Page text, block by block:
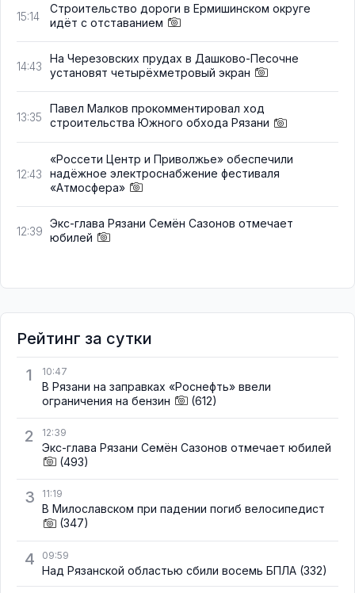
15:14
Строительство дороги в Ермишинском округе
идёт с отставанием
14:43
На Черезовских прудах в Дашково-Песочне
установят четырёхметровый экран
13:35
Павел Малков прокомментировал ход
строительства Южного обхода Рязани
12:43
«Россети Центр и Приволжье» обеспечили
надёжное электроснабжение фестиваля
«Атмосфера»
12:39
Экс-глава Рязани Семён Сазонов отмечает
юбилей
Рейтинг за сутки
1
10:47
В Рязани на заправках «Роснефть» ввели
ограничения на бензин
(612)
2 12:39
Экс-глава Рязани Семён Сазонов отмечает юбилей
(493)
3 11:19
В Милославском при падении погиб велосипедист
(347)
4 09:59
Над Рязанской областью сбили восемь БПЛА (332)